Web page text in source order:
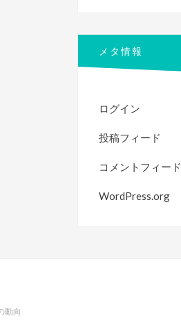
メタ情報
ログイン
投稿フィード
コメントフィード
WordPress.org
動向